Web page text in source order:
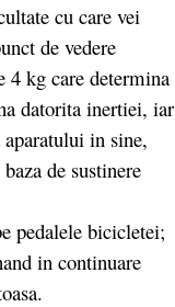
cu care vei
de vedere
4 kg care determina
datorita inertiei, iar
in sine,
de sustinere
pedalele bicicletei;
in continuare